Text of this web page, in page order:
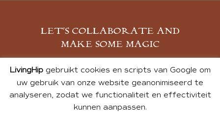
LET’S COLLABORATE AND
MAKE SOME MAGIC
MELD JE AAN
LivingHipgebruikt cookies en scripts van Google om
uw gebruik van onze website geanonimiseerd te
analyseren, zodat we functionaliteit en effectiviteit
kunnen aanpassen.